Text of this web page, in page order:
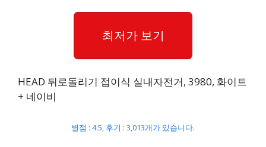
최저가 보기
HEAD 뒤로돌리기 접이식 실내자전거, 3980, 화이트
+ 네이비
별점 : 4.5, 후기 : 3,013개가 있습니다.